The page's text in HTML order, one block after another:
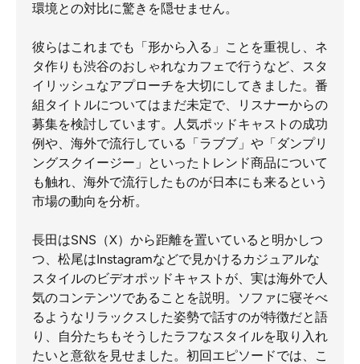
環境との対比に驚きを隠せません。
彼らはこれまでも「形から入る」ことを重視し、ネ
タ作りも渋谷のおしゃれなカフェで行うなど、スタ
イリッシュなアプローチを大切にしてきました。番
組タイトルについてはまだ未定で、リスナーからの
募集を検討しています。人気ポッドキャストの成功
例や、海外で流行している「ラブブ」や「ダンプリ
ングスクイージー」といったトレンド商品について
も触れ、海外で流行したものが日本にも来るという
市場の動向を分析。
長田はSNS（X）から距離を置いていると明かしつ
つ、松尾はInstagramなどで見かけるカジュアルな
スタイルのビデオポッドキャストが、実は海外で人
気のコンテンツであることを説明。ソファに寝そべ
るようなリラックスした姿勢で話すのが特徴だと語
り、自分たちもそうしたラフなスタイルを取り入れ
たいと意欲を見せました。初回エピソードでは、こ